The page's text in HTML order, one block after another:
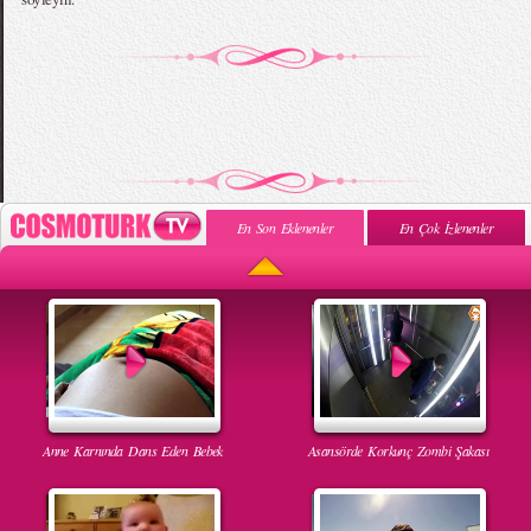
En Son Eklenenler En Çok İzlenenler
Anne Karnında Dans Eden Bebek Asansörde Korkunç Zombi Şakası